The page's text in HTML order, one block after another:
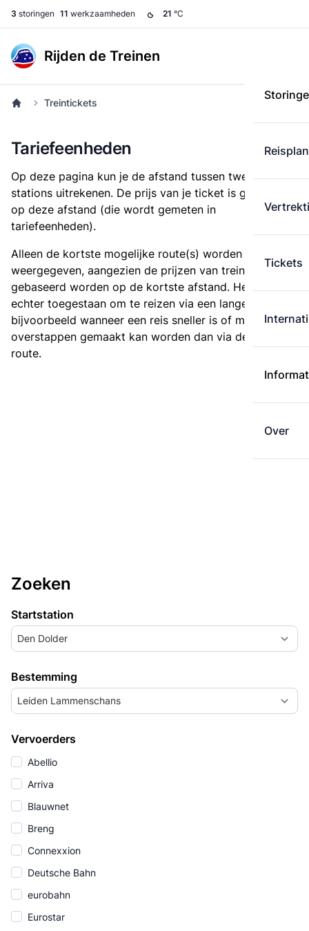
3 storingen 11 werkzaamheden 21 °C
Rijden de Treinen
Tickets
Over
Treintickets
Tariefeenheden
Op deze pagina kun je de afstand tussen twee
stations uitrekenen. De prijs van je ticket is gebaseerd
op deze afstand (die wordt gemeten in
tariefeenheden).
Alleen de kortste mogelijke route(s) worden
weergegeven, aangezien de prijzen van treintickets
gebaseerd worden op de kortste afstand. Het is
echter toegestaan om te reizen via een langere route,
bijvoorbeeld wanneer een reis sneller is of met minder
overstappen gemaakt kan worden dan via de kortste
route.
Zoeken
Startstation
Den Dolder
Bestemming
Leiden Lammenschans
Vervoerders
Abellio
Arriva
Blauwnet
Breng
Connexxion
Deutsche Bahn
eurobahn
Eurostar